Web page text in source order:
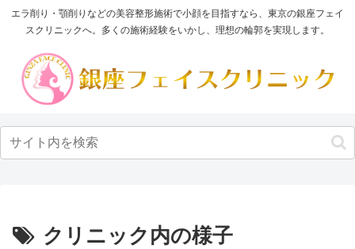
エラ削り・顎削りなどの美容整形施術で小顔を目指すなら、東京の銀座フェイ
スクリニックへ。多くの施術経験をいかし、理想の輪郭を実現します。
クリニック内の様子